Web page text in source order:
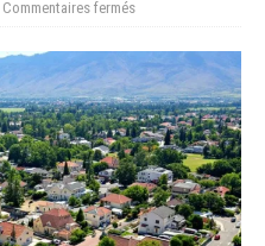
Commentaires fermés